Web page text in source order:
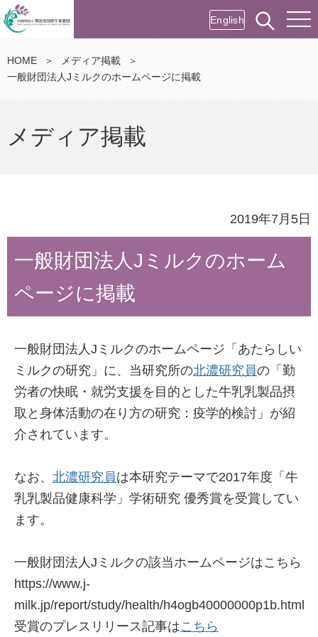
English
HOME ＞ メディア掲載
＞
一般財団法人Jミルクのホームページに掲載
メディア掲載
2019年7月5日
一般財団法人Jミルクのホーム
ページに掲載
一般財団法人Jミルクのホームページ「あたらしい
ミルクの研究」に、当研究所の北濃研究員の「勤
労者の快眠・就労支援を目的とした牛乳乳製品摂
取と身体活動の在り方の研究：疫学的検討」が紹
介されています。
なお、 北濃研究員は本研究テーマで2017年度「牛
乳乳製品健康科学」学術研究 優秀賞を受賞してい
ます。
一般財団法人Jミルクの該当ホームページはこちら
https://www.j-
milk.jp/report/study/health/h4ogb40000000p1b.html
受賞のプレスリリース記事はこちら